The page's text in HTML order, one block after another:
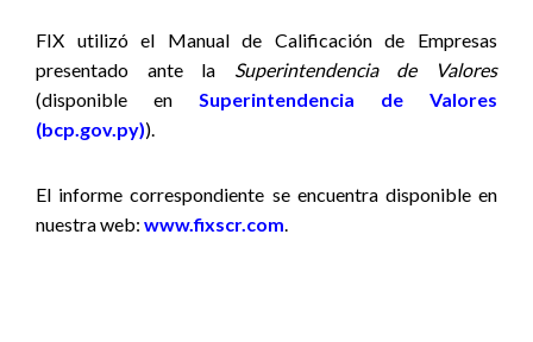
FIX utilizó el Manual de Calificación de Empresas
presentado ante la Superintendencia de Valores
(disponible en Superintendencia de Valores
(bcp.gov.py)).
El informe correspondiente se encuentra disponible en
nuestra web: www.fixscr.com.